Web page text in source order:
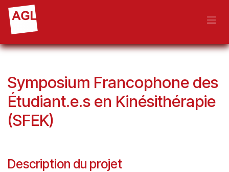
Skip to Content
Symposium Francophone des
Étudiant.e.s en Kinésithérapie
(SFEK)
Description du projet